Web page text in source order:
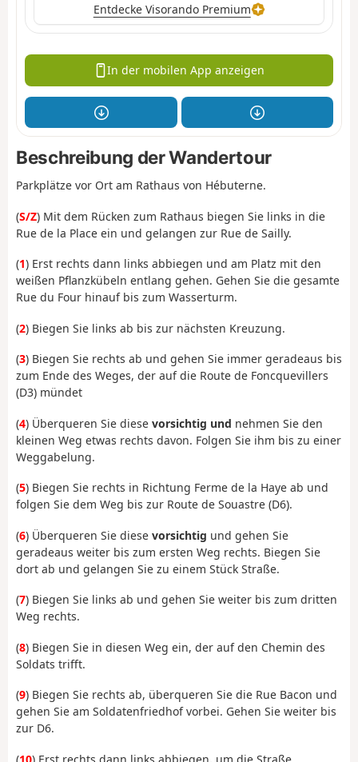
Entdecke Visorando Premium
In der mobilen App anzeigen
Beschreibung der Wandertour
Parkplätze vor Ort am Rathaus von Hébuterne.
(S/Z) Mit dem Rücken zum Rathaus biegen Sie links in die
Rue de la Place ein und gelangen zur Rue de Sailly.
(1) Erst rechts dann links abbiegen und am Platz mit den
weißen Pflanzkübeln entlang gehen. Gehen Sie die gesamte
Rue du Four hinauf bis zum Wasserturm.
(2) Biegen Sie links ab bis zur nächsten Kreuzung.
(3) Biegen Sie rechts ab und gehen Sie immer geradeaus bis
zum Ende des Weges, der auf die Route de Foncquevillers
(D3) mündet
(4) Überqueren Sie diese vorsichtig und nehmen Sie den
kleinen Weg etwas rechts davon. Folgen Sie ihm bis zu einer
Weggabelung.
(5) Biegen Sie rechts in Richtung Ferme de la Haye ab und
folgen Sie dem Weg bis zur Route de Souastre (D6).
(6) Überqueren Sie diese vorsichtig und gehen Sie
geradeaus weiter bis zum ersten Weg rechts. Biegen Sie
dort ab und gelangen Sie zu einem Stück Straße.
(7) Biegen Sie links ab und gehen Sie weiter bis zum dritten
Weg rechts.
(8) Biegen Sie in diesen Weg ein, der auf den Chemin des
Soldats trifft.
(9) Biegen Sie rechts ab, überqueren Sie die Rue Bacon und
gehen Sie am Soldatenfriedhof vorbei. Gehen Sie weiter bis
zur D6.